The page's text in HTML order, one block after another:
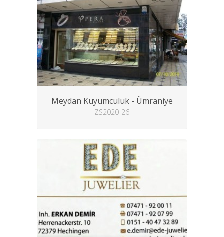
Meydan Kuyumculuk - Ümraniye
ZS2020-26